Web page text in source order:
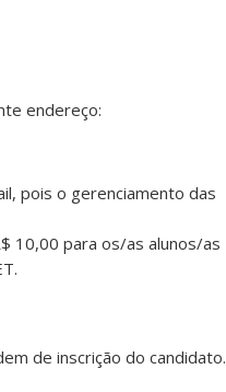
endereço:
pois o gerenciamento das
10,00 para os/as alunos/as
de inscrição do candidato.